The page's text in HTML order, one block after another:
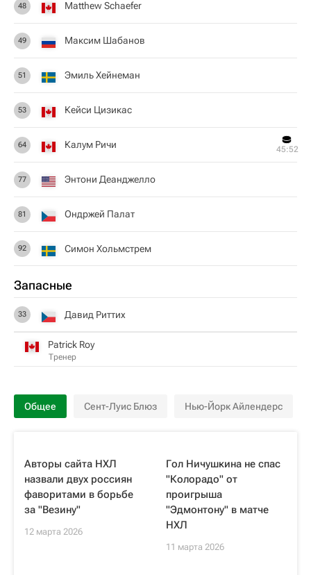
48 Matthew Schaefer
49 Максим Шабанов
51 Эмиль Хейнеман
53 Кейси Цизикас
64 Калум Ричи 45:52
77 Энтони Деанджелло
81 Ондржей Палат
92 Симон Хольмстрем
Запасные
33 Давид Риттих
Patrick Roy
Тренер
Общее Сент-Луис Блюз Нью-Йорк Айлендерс
Авторы сайта НХЛ
назвали двух россиян
фаворитами в борьбе
за "Везину"
12 марта 2026
Гол Ничушкина не спас
"Колорадо" от
проигрыша
"Эдмонтону" в матче
НХЛ
11 марта 2026